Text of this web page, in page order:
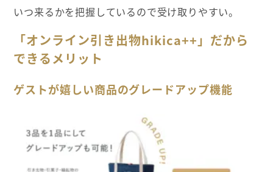
いつ来るかを把握しているので受け取りやすい。
「オンライン引き出物hikica++」だから
できるメリット
ゲストが嬉しい商品のグレードアップ機能